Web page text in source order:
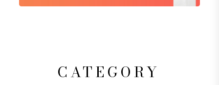
CATEGORY